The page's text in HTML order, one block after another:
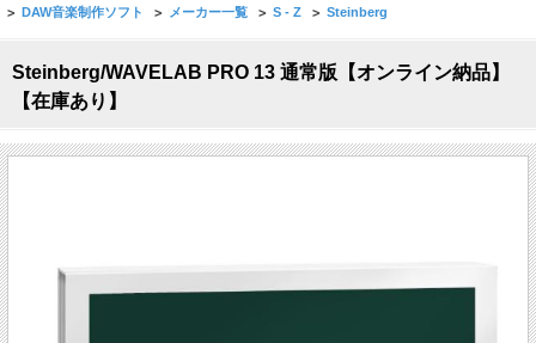
> DAW音楽制作ソフト > メーカー一覧 > S - Z > Steinberg
Steinberg/WAVELAB PRO 13 通常版【オンライン納品】
【在庫あり】